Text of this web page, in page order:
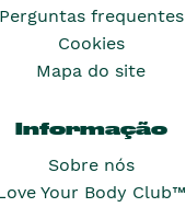
Perguntas frequentes
Cookies
Mapa do site
Informação
Sobre nós
Your Body Club™